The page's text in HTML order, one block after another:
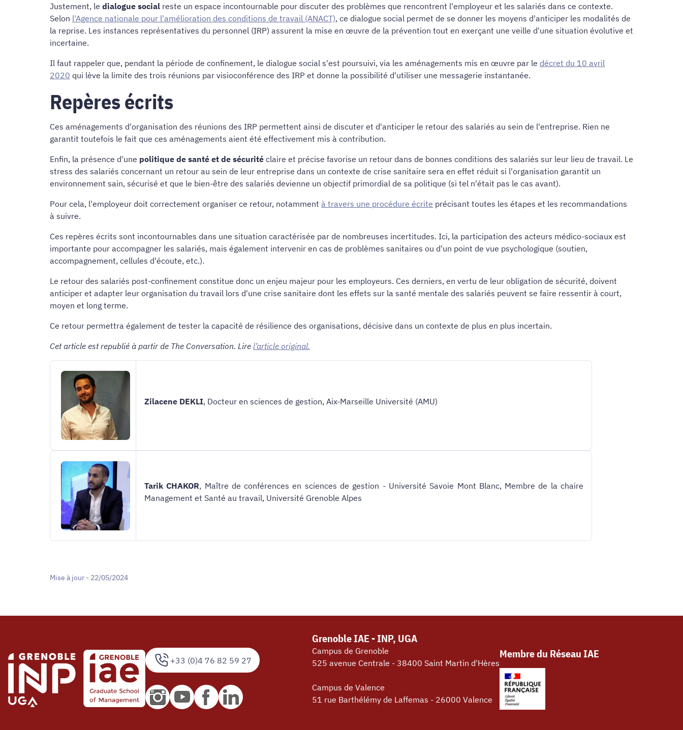
Justement, le dialogue social reste un espace incontournable pour discuter des problèmes que rencontrent l'employeur et les salariés dans ce contexte.
Selon l'Agence nationale pour l'amélioration des conditions de travail (ANACT), ce dialogue social permet de se donner les moyens d'anticiper les modalités de
la reprise. Les instances représentatives du personnel (IRP) assurent la mise en œuvre de la prévention tout en exerçant une veille d'une situation évolutive et
incertaine.
Il faut rappeler que, pendant la période de confinement, le dialogue social s'est poursuivi, via les aménagements mis en œuvre par le décret du 10 avril
2020 qui lève la limite des trois réunions par visioconférence des IRP et donne la possibilité d'utiliser une messagerie instantanée.
Repères écrits
Ces aménagements d'organisation des réunions des IRP permettent ainsi de discuter et d'anticiper le retour des salariés au sein de l'entreprise. Rien ne
garantit toutefois le fait que ces aménagements aient été effectivement mis à contribution.
Enfin, la présence d'une politique de santé et de sécurité claire et précise favorise un retour dans de bonnes conditions des salariés sur leur lieu de travail. Le
stress des salariés concernant un retour au sein de leur entreprise dans un contexte de crise sanitaire sera en effet réduit si l'organisation garantit un
environnement sain, sécurisé et que le bien-être des salariés devienne un objectif primordial de sa politique (si tel n'était pas le cas avant).
Pour cela, l'employeur doit correctement organiser ce retour, notamment à travers une procédure écrite précisant toutes les étapes et les recommandations
à suivre.
Ces repères écrits sont incontournables dans une situation caractérisée par de nombreuses incertitudes. Ici, la participation des acteurs médico-sociaux est
importante pour accompagner les salariés, mais également intervenir en cas de problèmes sanitaires ou d'un point de vue psychologique (soutien,
accompagnement, cellules d'écoute, etc.).
Le retour des salariés post-confinement constitue donc un enjeu majeur pour les employeurs. Ces derniers, en vertu de leur obligation de sécurité, doivent
anticiper et adapter leur organisation du travail lors d'une crise sanitaire dont les effets sur la santé mentale des salariés peuvent se faire ressentir à court,
moyen et long terme.
Ce retour permettra également de tester la capacité de résilience des organisations, décisive dans un contexte de plus en plus incertain.
Cet article est republié à partir de The Conversation. Lire l’article original.
Zilacene DEKLI, Docteur en sciences de gestion, Aix-Marseille Université (AMU)
Tarik CHAKOR, Maître de conférences en sciences de gestion - Université Savoie Mont Blanc, Membre de la chaire
Management et Santé au travail, Université Grenoble Alpes
Mise à jour - 22/05/2024
+33 (0)4 76 82 59 27
Grenoble IAE - INP, UGA
Campus de Grenoble
525 avenue Centrale - 38400 Saint Martin d'Hères
Campus de Valence
51 rue Barthélémy de Laffemas - 26000 Valence
Membre du Réseau IAE